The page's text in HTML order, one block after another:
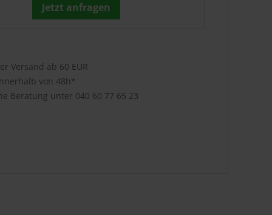
Jetzt anfragen
Versand ab 60 EUR
von 48h*
Beratung unter 040 60 77 65 23